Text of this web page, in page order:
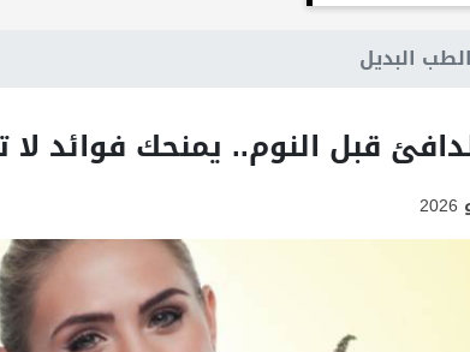
الطب البديل
قبل النوم.. يمنحك فوائد لا